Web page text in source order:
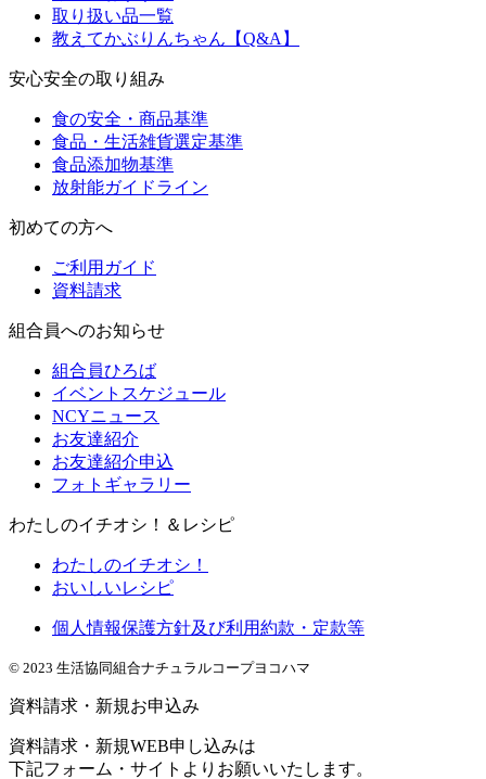
取り扱い品一覧
教えてかぶりんちゃん【Q&A】
安心安全の取り組み
食の安全・商品基準
食品・生活雑貨選定基準
食品添加物基準
放射能ガイドライン
初めての方へ
ご利用ガイド
資料請求
組合員へのお知らせ
組合員ひろば
イベントスケジュール
NCYニュース
お友達紹介
お友達紹介申込
フォトギャラリー
わたしのイチオシ！＆レシピ
わたしのイチオシ！
おいしいレシピ
個人情報保護方針及び利用約款・定款等
© 2023 生活協同組合ナチュラルコープヨコハマ
資料請求・新規お申込み
資料請求・新規WEB申し込みは
下記フォーム・サイトよりお願いいたします。